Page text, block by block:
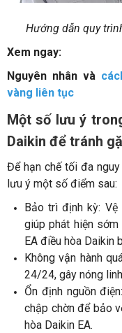
Hướng dẫn quy
Xem ngay:
Nguyên nhân và
vàng liên tục
Một số lưu ý
Daikin để tránh
Để hạn chế tối đa
lưu ý một số điểm sau:
Bảo trì định kỳ:
giúp phát hiện
EA điều hòa Daikin
Không vận hành
24/24, gây nóng
Ổn định nguồn
chập chờn để bảo
hòa Daikin EA.